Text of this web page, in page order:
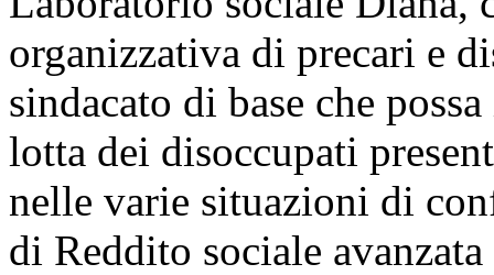
organizzativa di precari e
sindacato di base che
lotta dei disoccupati
nelle varie situazioni di
di Reddito sociale avanzata